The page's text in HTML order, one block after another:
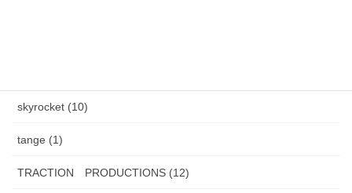
skyrocket (10)
tange (1)
TRACTION PRODUCTIONS (12)